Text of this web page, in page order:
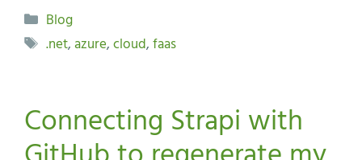
Kategorien
Blog
Schlagwörter
.net,azure,cloud,faas
Connecting Strapi with